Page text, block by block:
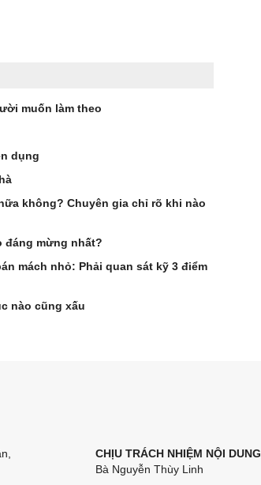
muốn làm theo
dụng
không? Chuyên gia chỉ rõ khi nào
đáng mừng nhất?
mách nhỏ: Phải quan sát kỹ 3 điểm
nào cũng xấu
CHỊU TRÁCH NHIỆM NỘI DUNG
Bà Nguyễn Thùy Linh